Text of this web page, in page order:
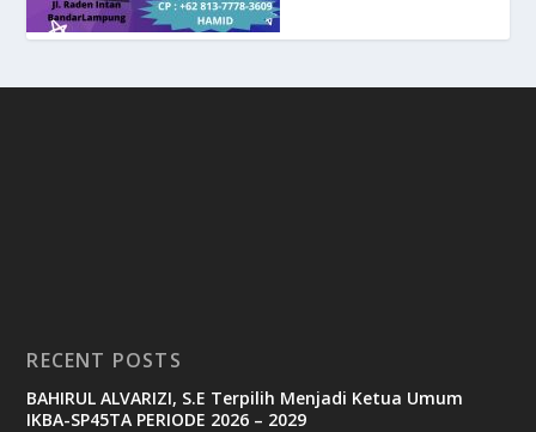
RECENT POSTS
BAHIRUL ALVARIZI, S.E Terpilih Menjadi Ketua Umum
IKBA-SP45TA PERIODE 2026 – 2029